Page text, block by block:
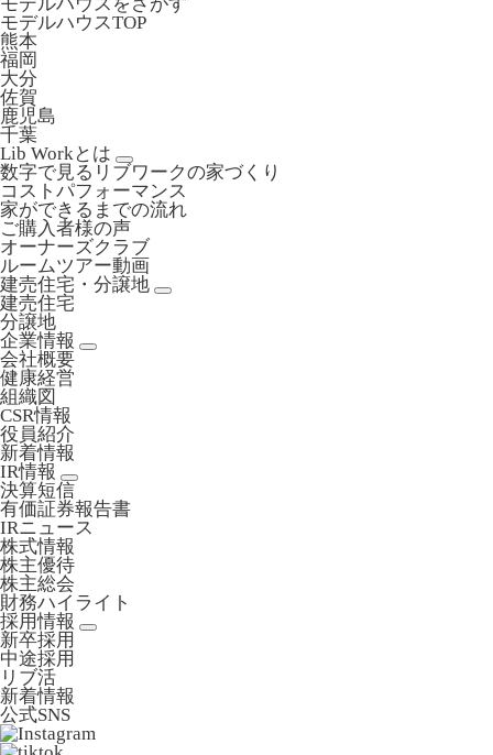
モデルハウスTOP
熊本
福岡
大分
佐賀
鹿児島
千葉
Lib Workとは
数字で見るリブワークの家づくり
コストパフォーマンス
家ができるまでの流れ
ご購入者様の声
オーナーズクラブ
ルームツアー動画
建売住宅・分譲地
建売住宅
分譲地
企業情報
会社概要
健康経営
組織図
CSR情報
役員紹介
新着情報
IR情報
決算短信
有価証券報告書
IRニュース
株式情報
株主優待
株主総会
財務ハイライト
採用情報
新卒採用
中途採用
リブ活
新着情報
公式SNS